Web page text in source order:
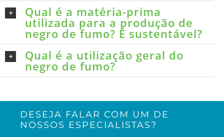
Qual é a matéria-prima
utilizada para a produção de
negro de fumo? É sustentável?
Qual é a utilização geral do
negro de fumo?
DESEJA FALAR COM UM DE
NOSSOS ESPECIALISTAS?